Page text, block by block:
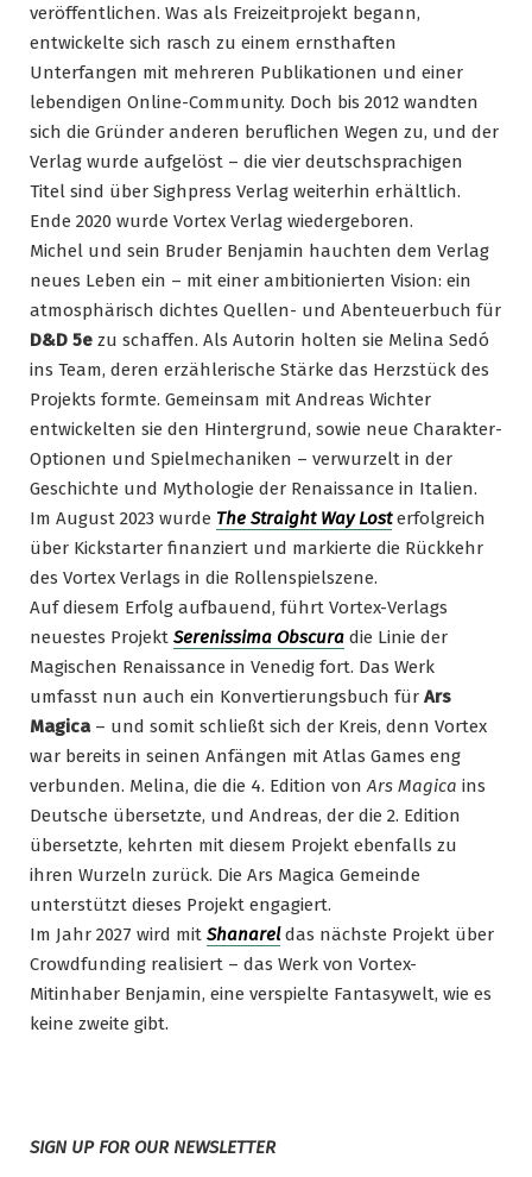
veröffentlichen. Was als Freizeitprojekt begann,
entwickelte sich rasch zu einem ernsthaften
Unterfangen mit mehreren Publikationen und einer
lebendigen Online-Community. Doch bis 2012 wandten
sich die Gründer anderen beruflichen Wegen zu, und der
Verlag wurde aufgelöst – die vier deutschsprachigen
Titel sind über Sighpress Verlag weiterhin erhältlich.
Ende 2020 wurde Vortex Verlag wiedergeboren.
Michel und sein Bruder Benjamin hauchten dem Verlag
neues Leben ein – mit einer ambitionierten Vision: ein
atmosphärisch dichtes Quellen- und Abenteuerbuch für
D&D 5e zu schaffen. Als Autorin holten sie Melina Sedó
ins Team, deren erzählerische Stärke das Herzstück des
Projekts formte. Gemeinsam mit Andreas Wichter
entwickelten sie den Hintergrund, sowie neue Charakter-
Optionen und Spielmechaniken – verwurzelt in der
Geschichte und Mythologie der Renaissance in Italien.
Im August 2023 wurde The Straight Way Losterfolgreich
über Kickstarter finanziert und markierte die Rückkehr
des Vortex Verlags in die Rollenspielszene.
Auf diesem Erfolg aufbauend, führt Vortex-Verlags
neuestes Projekt Serenissima Obscura die Linie der
Magischen Renaissance in Venedig fort. Das Werk
umfasst nun auch ein Konvertierungsbuch für Ars
Magica– und somit schließt sich der Kreis, denn Vortex
war bereits in seinen Anfängen mit Atlas Games eng
verbunden. Melina, die die 4. Edition von Ars Magica ins
Deutsche übersetzte, und Andreas, der die 2. Edition
übersetzte, kehrten mit diesem Projekt ebenfalls zu
ihren Wurzeln zurück. Die Ars Magica Gemeinde
unterstützt dieses Projekt engagiert.
Im Jahr 2027 wird mit Shanareldas nächste Projekt über
Crowdfunding realisiert – das Werk von Vortex-
Mitinhaber Benjamin, eine verspielte Fantasywelt, wie es
keine zweite gibt.
SIGN UP FOR OUR NEWSLETTER